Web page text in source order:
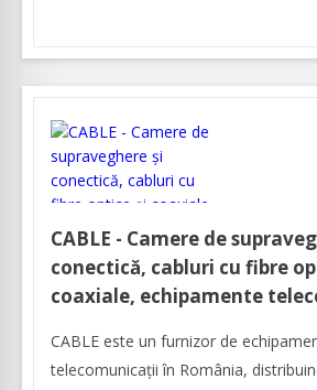
CABLE - Camere de
conectică, cabluri cu fibre
coaxiale, echipamente
CABLE este un furnizor de
telecomunicații în România,